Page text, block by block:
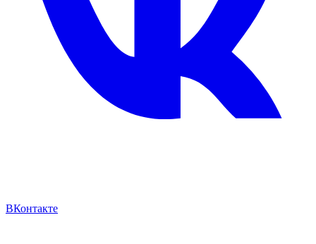
ВКонтакте